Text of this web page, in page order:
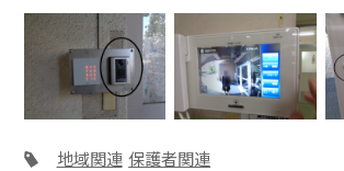
地域関連 保護者関連